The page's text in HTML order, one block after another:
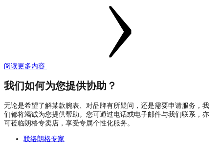
阅读更多内容
我们如何为您提供协助？
无论是希望了解某款腕表、对品牌有所疑问，还是需要申请服务，我
们都将竭诚为您提供帮助。您可通过电话或电子邮件与我们联系，亦
可莅临朗格专卖店，享受专属个性化服务。
联络朗格专家